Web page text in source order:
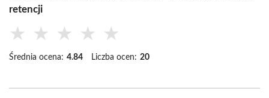
retencji
★ ★ ★ ★ ★
Średnia ocena: 4.84 Liczba ocen: 20